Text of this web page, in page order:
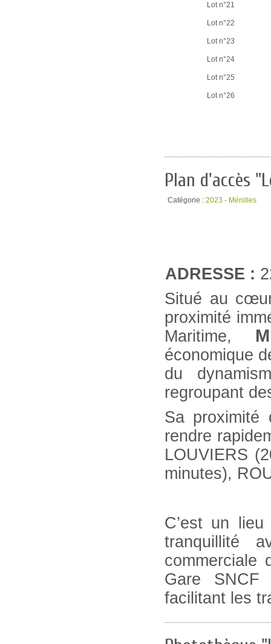
Lot n°21
Lot n°22
Lot n°23
Lot n°24
Lot n°25
Lot n°26
Plan d'accès
Catégorie : 2023 - Ménilles
ADRESSE :
Situé au
proximité
Maritime,
économique
du
regroupant
Sa proximité
rendre
LOUVIERS
minutes),
C’est un
tranquillité
commerciale
Gare SNCF
facilitant les